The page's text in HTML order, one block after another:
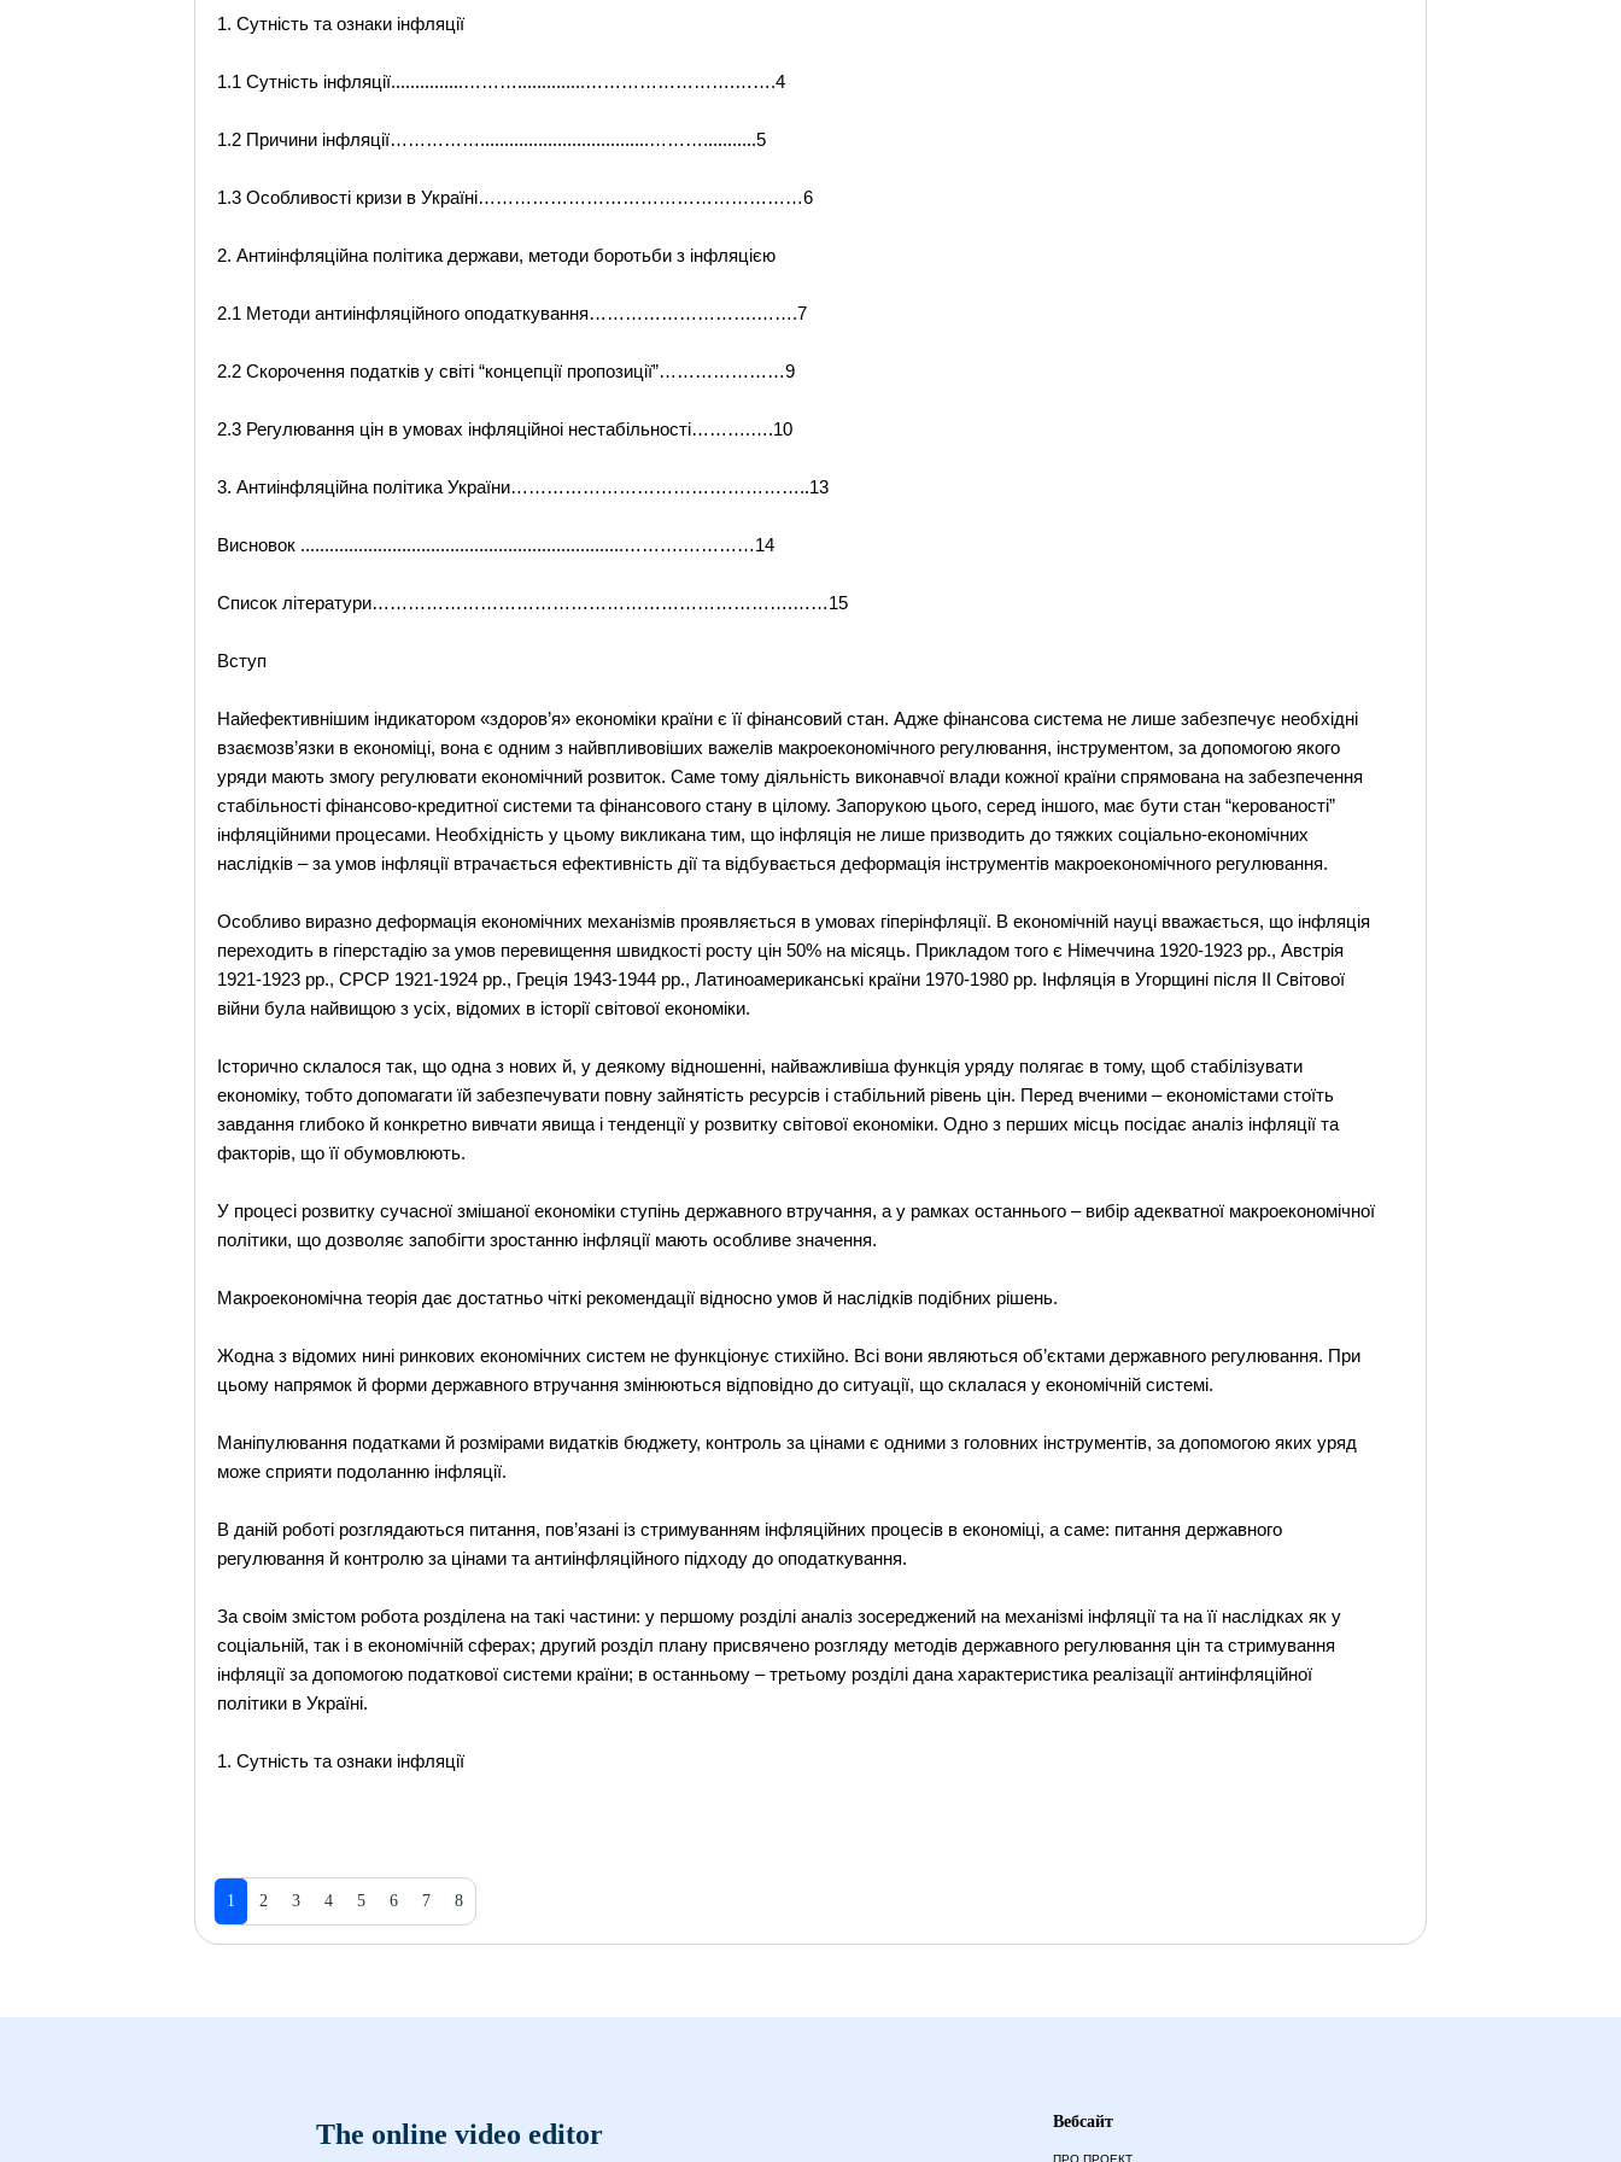
1. Сутність та ознаки інфляції
1.1 Сутність інфляції...............………..............…………………….…….4
1.2 Причини інфляції……………...................................………...........5
1.3 Особливості кризи в Україні………………………………………………6
2. Антиiнфляцiйна полiтика держави, методи боротьби з інфляцією
2.1 Методи антиiнфляцiйного оподаткування……………………….…….7
2.2 Скорочення податкiв у свiтi “концепцiї пропозицiї”…………………9
2.3 Регулювання цiн в умовах iнфляцiйноi нестабiльностi……….….10
3. Антиiнфляцiйна полiтика України…………………………………………..13
Висновок ...................................................................……….…………14
Список літератури…………………………………………………………….……15
Вступ
Найефективнішим індикатором «здоров’я» економіки країни є її фінансовий стан. Адже фінансова система не лише забезпечує необхідні
взаємозв’язки в економіці, вона є одним з найвпливовіших важелів макроекономічного регулювання, інструментом, за допомогою якого
уряди мають змогу регулювати економічний розвиток. Саме тому діяльність виконавчої влади кожної країни спрямована на забезпечення
стабільності фінансово-кредитної системи та фінансового стану в цілому. Запорукою цього, серед іншого, має бути стан “керованості”
інфляційними процесами. Необхідність у цьому викликана тим, що інфляція не лише призводить до тяжких соціально-економічних
наслідків – за умов інфляції втрачається ефективність дії та відбувається деформація інструментів макроекономічного регулювання.
Особливо виразно деформація економічних механізмів проявляється в умовах гіперінфляції. В економічній науці вважається, що інфляція
переходить в гіперстадію за умов перевищення швидкості росту цін 50% на місяць. Прикладом того є Німеччина 1920-1923 рр., Австрія
1921-1923 рр., СРСР 1921-1924 рр., Грeція 1943-1944 рр., Латиноамериканські країни 1970-1980 рр. Інфляція в Угорщині після ІІ Світової
війни була найвищою з усіх, відомих в історії світової економіки.
Iсторично склалося так, що одна з нових й, у деякому вiдношеннi, найважливiша функцiя уряду полягає в тому, щоб стабiлiзувати
економiку, тобто допомагати їй забезпечувати повну зайнятiсть ресурсiв i стабiльний рiвень цiн. Перед вченими – економiстами стоїть
завдання глибоко й конкретно вивчати явища i тенденцiї у розвитку свiтової економiки. Одно з перших мiсць посiдає аналiз iнфляцiї та
факторiв, що її обумовлюють.
У процесi розвитку сучасної змiшаної економiки ступiнь державного втручання, а у рамках останнього – вибiр адекватної макроекономiчної
полiтики, що дозволяє запобiгти зростанню iнфляцiї мають особливе значення.
Макроекономiчна теорiя дає достатньо чiткi рекомендацiї вiдносно умов й наслiдкiв подiбних рiшень.
Жодна з вiдомих нинi ринкових економiчних систем не функцiонує стихiйно. Всi вони являються об’єктами державного регулювання. При
цьому напрямок й форми державного втручання змiнюються вiдповiдно до ситуацiї, що склалася у економiчнiй системi.
Манiпулювання податками й розмiрами видаткiв бюджету, контроль за цiнами є одними з головних iнструментiв, за допомогою яких уряд
може сприяти подоланню iнфляцiї.
В данiй роботi розглядаються питання, пов’язанi iз стримуванням iнфляцiйних процесiв в економiцi, а саме: питання державного
регулювання й контролю за цiнами та антиiнфляцiйного пiдходу до оподаткування.
За своiм змiстом робота роздiлена на такi частини: у першому розділі аналiз зосереджений на механiзмi iнфляцiї та на її наслiдках як у
соцiальнiй, так i в економiчнiй сферах; другий розділ плану присвячено розгляду методiв державного регулювання цiн та стримування
iнфляцiї за допомогою податкової системи країни; в останньому – третьому розділі дана характеристика реалiзацiї антиiнфляцiйної
полiтики в Українi.
1. Сутність та ознаки інфляції
1 2 3 4 5 6 7 8
The online video editor
Вебсайт
ПРО ПРОЕКТ